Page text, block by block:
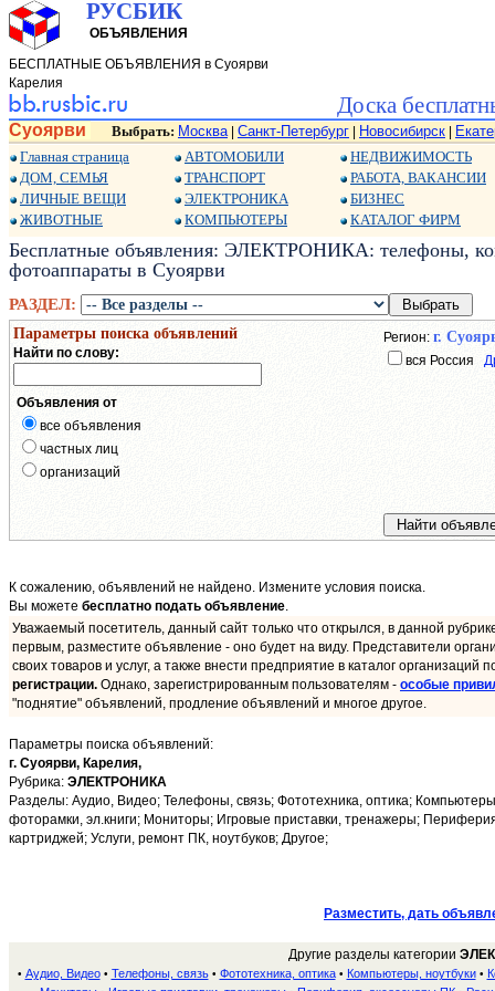
РУСБИК
ОБЪЯВЛЕНИЯ
БЕСПЛАТНЫЕ ОБЪЯВЛЕНИЯ в Суоярви
Карелия
Доска
Суоярви Выбрать: Москва| Санкт-Петербург Новосибирск
Главная страница
ДОМ, СЕМЬЯ
ЛИЧНЫЕ ВЕЩИ
ЖИВОТНЫЕ
АВТОМОБИЛИ
ТРАНСПОРТ
ЭЛЕКТРОНИКА
КОМПЬЮТЕРЫ
НЕДВИЖИМОСТЬ
РАБОТА, ВАКАНСИИ
БИЗНЕС
КАТАЛОГ ФИРМ
Бесплатные объявления: ЭЛЕКТРОНИКА: телефоны,
фотоаппараты в Суоярви
РАЗДЕЛ:
Параметры поиска объявлений
Найти по слову:
Регион: г.
вся Россия
Объявления от
все объявления
частных лиц
организаций
К сожалению, объявлений не найдено. Измените условия поиска.
Вы можете бесплатно подать объявление.
Уважаемый посетитель, данный сайт только что открылся, в данной
первым, разместите объявление - оно будет на виду. Представители
своих товаров и услуг, а также внести предприятие в каталог организаций
регистрации. Однако, зарегистрированным пользователям - особые
"поднятие" объявлений, продление объявлений и многое другое.
Параметры поиска объявлений:
г. Суоярви, Карелия,
Рубрика: ЭЛЕКТРОНИКА
Разделы: Аудио, Видео; Телефоны, связь; Фототехника, оптика;
фоторамки, эл.книги; Мониторы; Игровые приставки, тренажеры;
картриджей; Услуги, ремонт ПК, ноутбуков; Другое;
Разместить, дать
Другие разделы категории
• Аудио, Видео• Телефоны, связь• Фототехника, оптика• Компьютеры, ноутбуки•